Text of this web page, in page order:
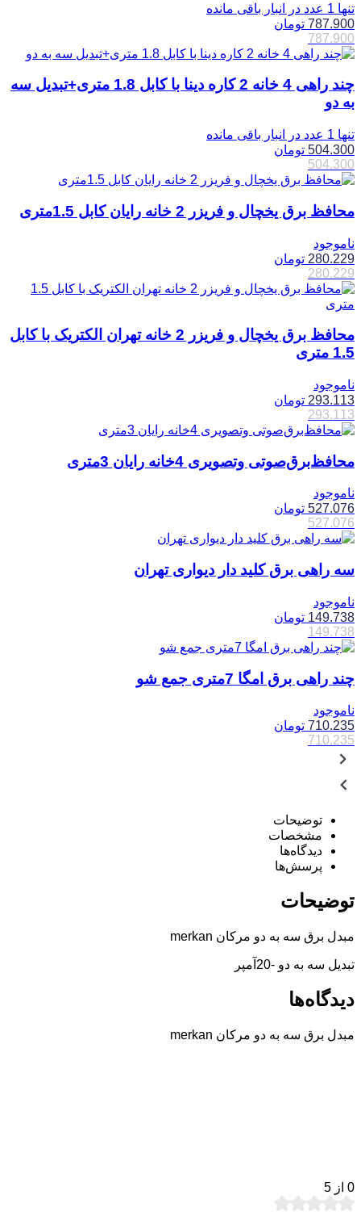
تنها 1 عدد در انبار باقی مانده
787.900 تومان
787.900
چند راهی 4 خانه 2 کاره دینا با کابل 1.8 متری+تبدیل سه
به دو
تنها 1 عدد در انبار باقی مانده
504.300 تومان
504.300
محافظ برق یخچال و فریزر 2 خانه رایان کابل 1.5متری
ناموجود
280.229 تومان
280.229
محافظ برق یخچال و فریزر 2 خانه تهران الکتریک با کابل
1.5 متری
ناموجود
293.113 تومان
293.113
محافظ‌برق‌صوتی و‌تصویری 4خانه رایان 3متری
ناموجود
527.076 تومان
527.076
سه راهی برق کلید دار دیواری تهران
ناموجود
149.738 تومان
149.738
چند راهی برق امگا 7متری جمع شو
ناموجود
710.235 تومان
710.235
توضیحات
مشخصات
دیدگاه‌ها
پرسش‌ها
توضیحات
مبدل برق سه به دو مرکان merkan
تبديل سه به دو -20آمپر
دیدگاه‌ها
مبدل برق سه به دو مرکان merkan
0 از 5